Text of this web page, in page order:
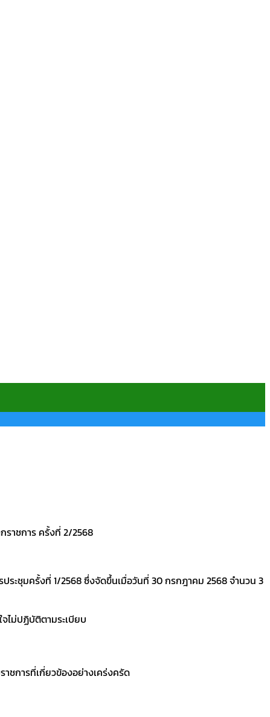
ราชการ ครั้งที่ 2/2568
ระชุมครั้งที่ 1/2568 ซึ่งจัดขึ้นเมื่อวันที่ 30 กรกฎาคม 2568 จำนวน 3
ไม่ปฏิบัติตามระเบียบ
ชการที่เกี่ยวข้องอย่างเคร่งครัด